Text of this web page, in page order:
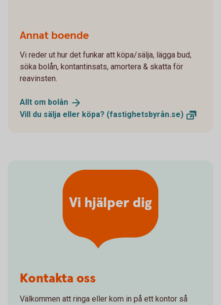
Annat boende
Vi reder ut hur det funkar att köpa/sälja, lägga bud,
söka bolån, kontantinsats, amortera & skatta för
reavinsten.
Allt om bolån
Vill du sälja eller köpa? (fastighetsbyrån.se)
Vi hjälper dig
Kontakta oss
Välkommen att ringa eller kom in på ett kontor så